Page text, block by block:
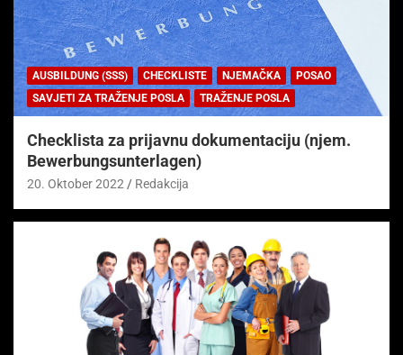
AUSBILDUNG (SSS) CHECKLISTE NJEMAČKA
POSAO
SAVJETI ZA TRAŽENJE POSLA
TRAŽENJE POSLA
Checklista za prijavnu dokumentaciju (njem.
Bewerbungsunterlagen)
20. Oktober 2022 Redakcija